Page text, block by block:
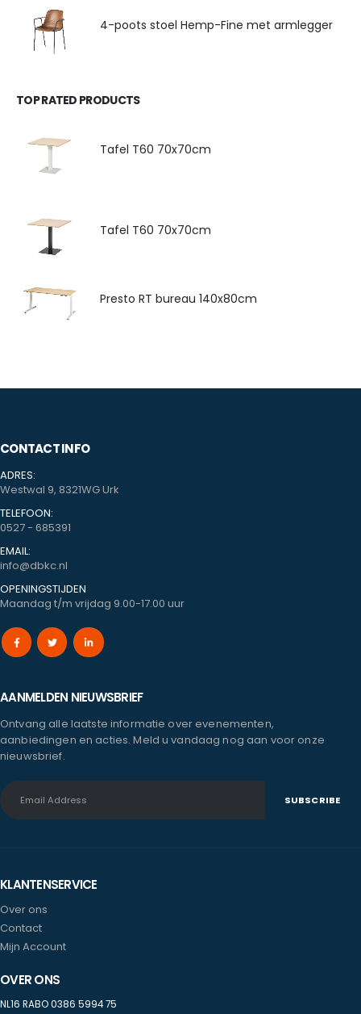
4-poots stoel Hemp-Fine met armlegger
TOP RATED PRODUCTS
Tafel T60 70x70cm
Tafel T60 70x70cm
Presto RT bureau 140x80cm
CONTACT INFO
ADRES:
Westwal 9, 8321WG Urk
TELEFOON:
0527 - 685391
EMAIL:
info@dbkc.nl
OPENINGSTIJDEN
Maandag t/m vrijdag 9.00-17.00 uur
AANMELDEN NIEUWSBRIEF
Ontvang alle laatste informatie over evenementen,
aanbiedingen en acties. Meld u vandaag nog aan voor onze
nieuwsbrief.
KLANTENSERVICE
Over ons
Contact
Mijn Account
OVER ONS
NL16 RABO 0386 5994 75